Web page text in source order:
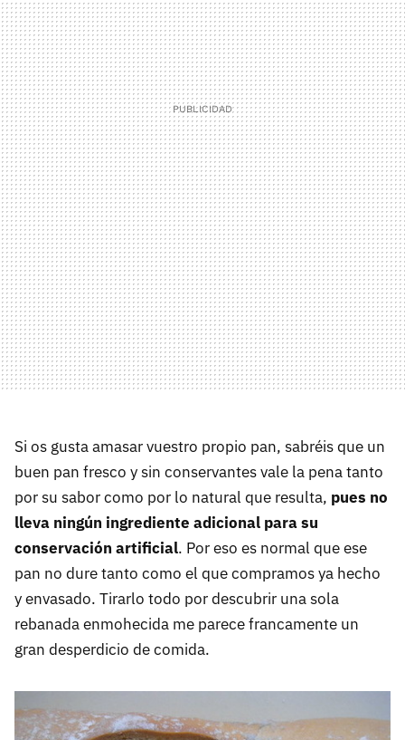
Si os gusta amasar vuestro propio pan, sabréis que un
buen pan fresco y sin conservantes vale la pena tanto
por su sabor como por lo natural que resulta, pues no
lleva ningún ingrediente adicional para su
conservación artificial. Por eso es normal que ese
pan no dure tanto como el que compramos ya hecho
y envasado. Tirarlo todo por descubrir una sola
rebanada enmohecida me parece francamente un
gran desperdicio de comida.